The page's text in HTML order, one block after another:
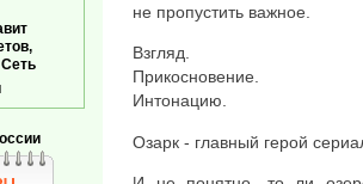
не пропустить важное.
Взгляд.
Прикосновение.
Интонацию.
Озарк - главный герой